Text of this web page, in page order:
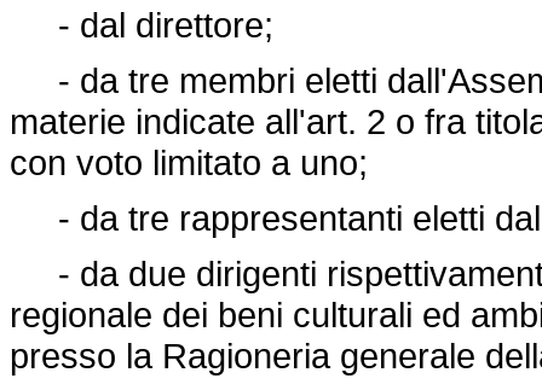
- dal direttore;
- da tre membri eletti
materie indicate all'art. 2 o fra
con voto limitato a uno;
- da tre rappresentanti eletti
- da due dirigenti
regionale dei beni culturali ed
presso la Ragioneria generale